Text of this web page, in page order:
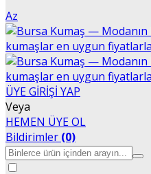
Az
ÜYE GİRİŞİ YAP
Veya
HEMEN ÜYE OL
Bildirimler (0)